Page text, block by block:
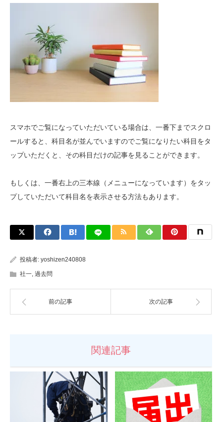
スマホでご覧になっていただいている場合は、一番下までスクロ
ールすると、科目名が並んでいますのでご覧になりたい科目をタ
ップいただくと、その科目だけの記事を見ることができます。
もしくは、一番右上の三本線（メニューになっています）をタッ
プしていただいて科目名を表示させる方法もあります。
投稿者: yoshizen240808
社一, 過去問
前の記事 次の記事
関連記事